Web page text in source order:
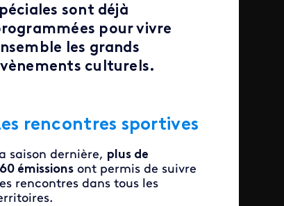
sont déjà
pour vivre
les grands
culturels.
rencontres sportives
saison dernière, plus de
émissionsont permis de suivre
rencontres dans tous les